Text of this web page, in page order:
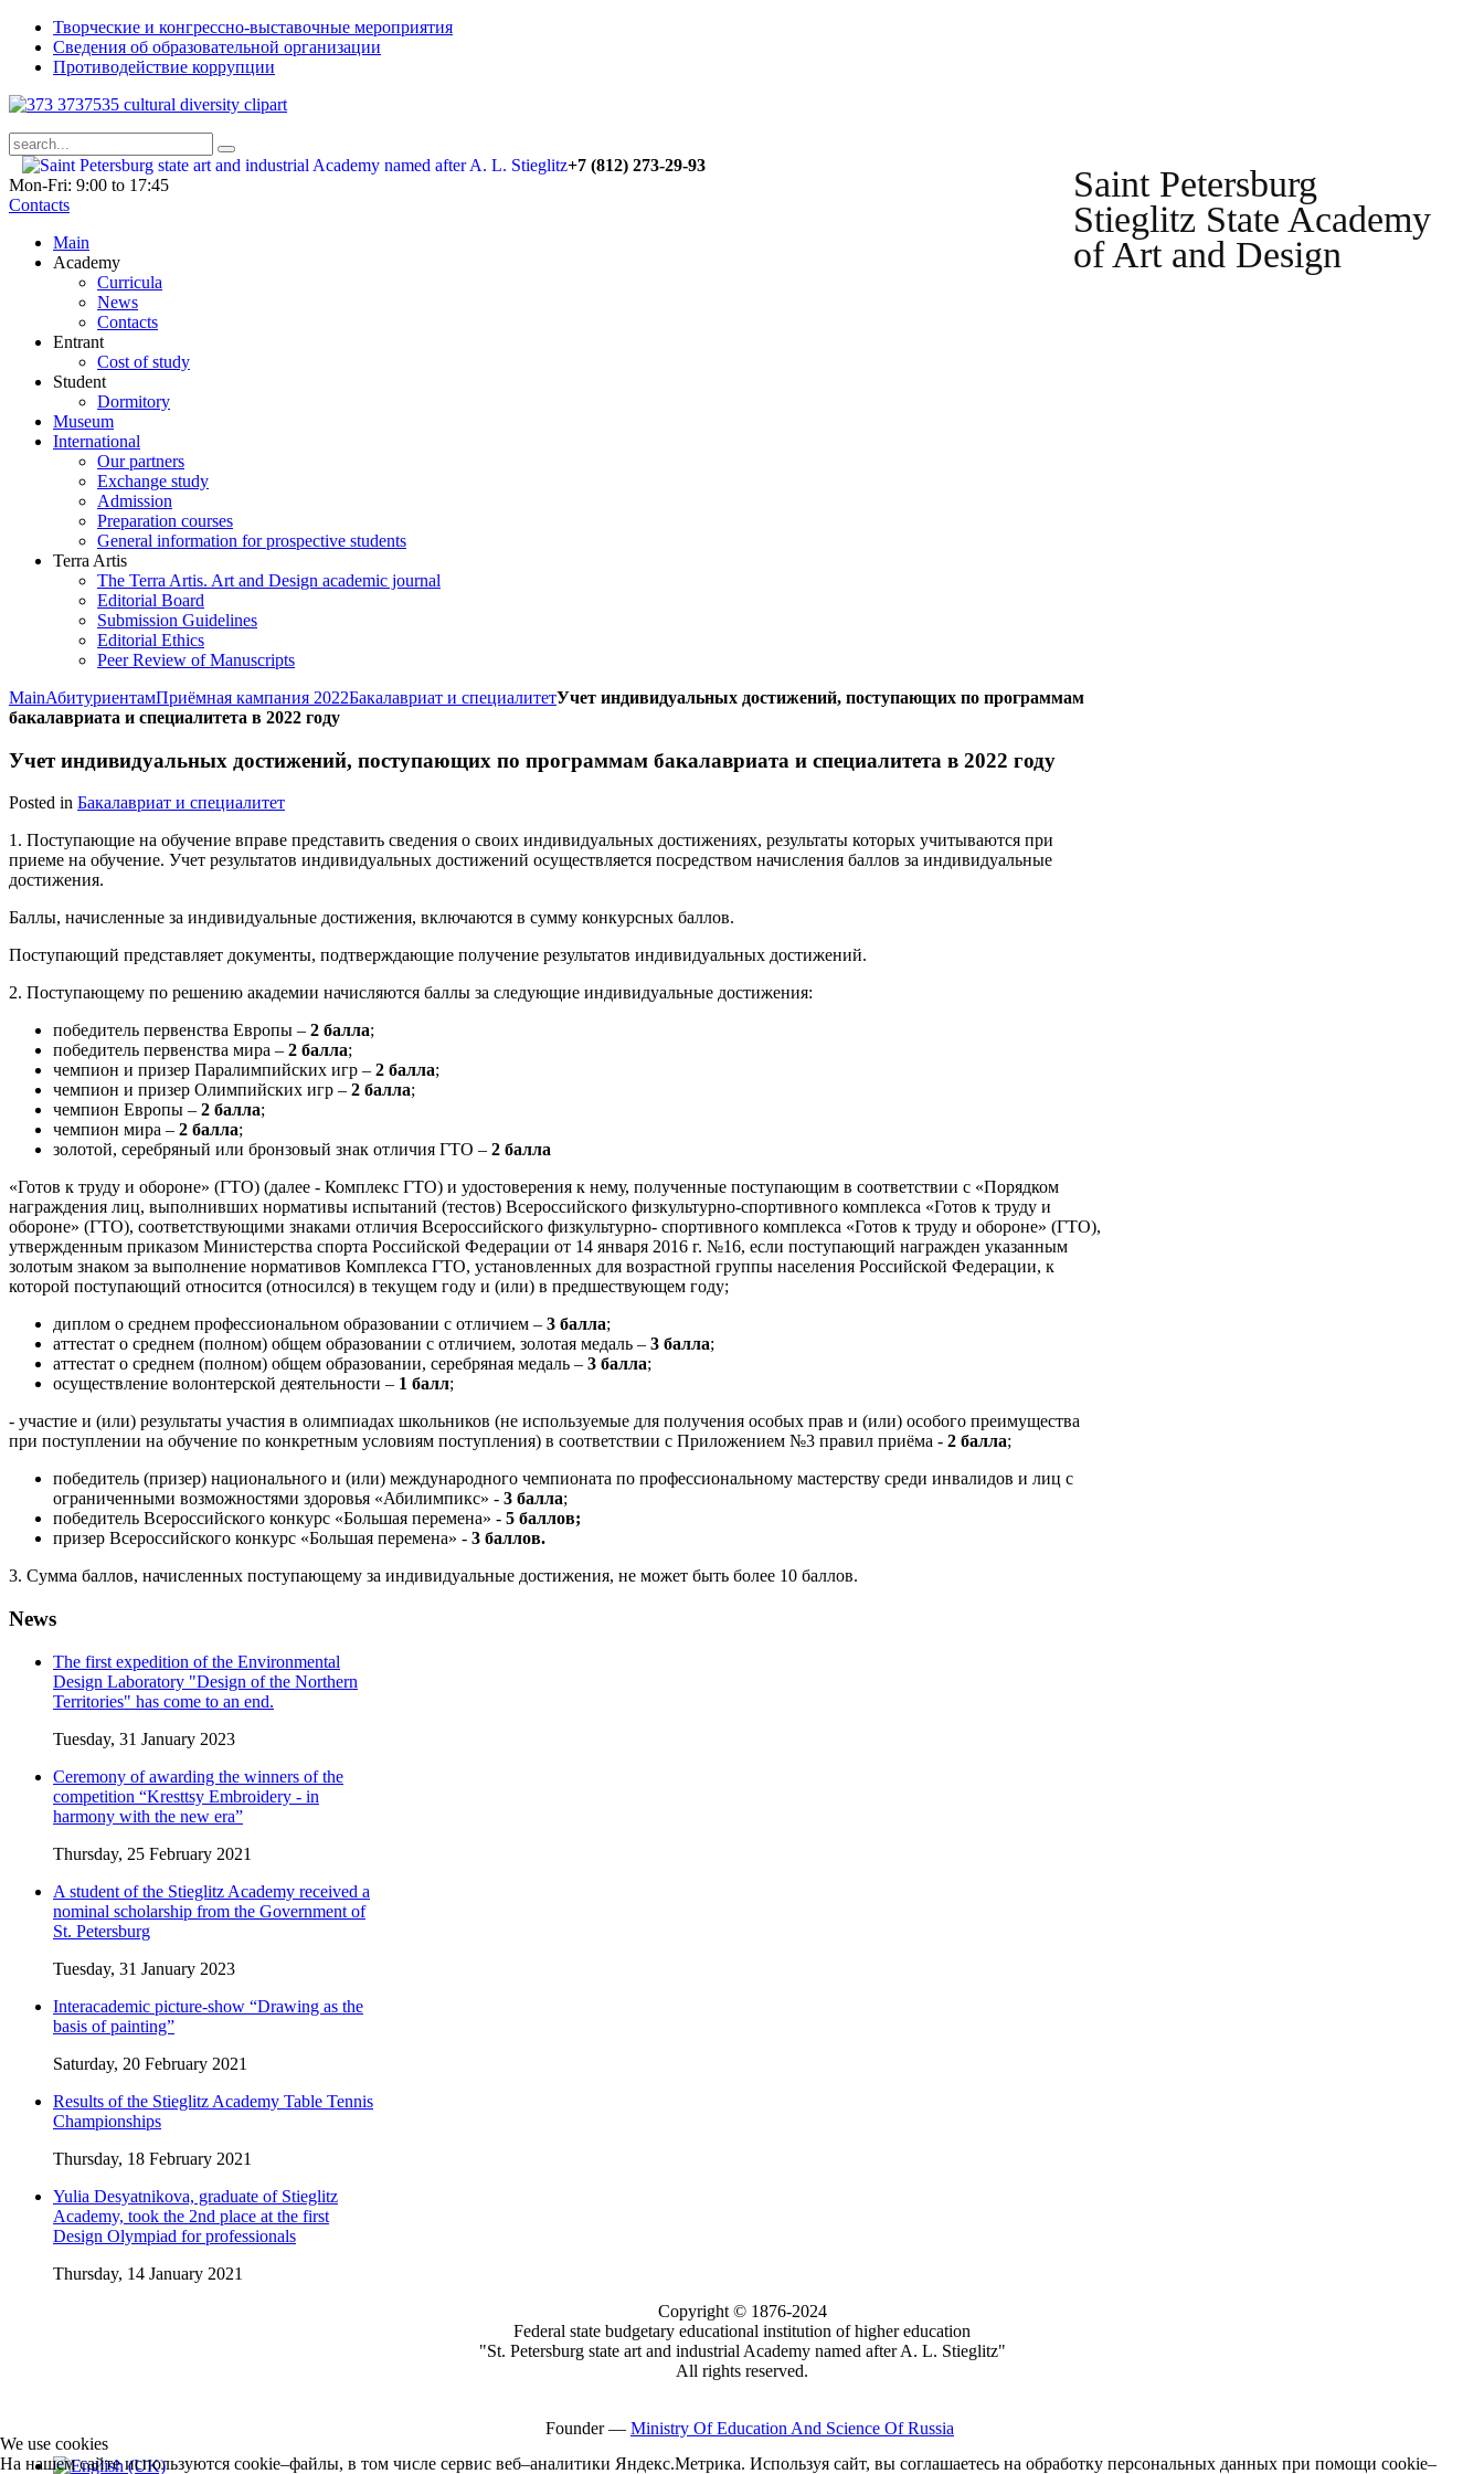
Творческие и конгрессно-выставочные мероприятия
Сведения об образовательной организации
Противодействие коррупции
Saint Petersburg
Stieglitz State Academy
of Art and Design
+7 (812) 273-29-93
Mon-Fri: 9:00 to 17:45
Contacts
Main
Academy
Curricula
News
Contacts
Entrant
Cost of study
Student
Dormitory
Museum
International
Our partners
Exchange study
Admission
Preparation courses
General information for prospective students
Terra Artis
The Terra Artis. Art and Design academic journal
Editorial Board
Submission Guidelines
Editorial Ethics
Peer Review of Manuscripts
MainАбитуриентамПриёмная кампания 2022Бакалавриат и специалитетУчет индивидуальных достижений, поступающих по программам
бакалавриата и специалитета в 2022 году
Учет индивидуальных достижений, поступающих по программам бакалавриата и специалитета в 2022 году
Posted in Бакалавриат и специалитет
1. Поступающие на обучение вправе представить сведения о своих индивидуальных достижениях, результаты которых учитываются при
приеме на обучение. Учет результатов индивидуальных достижений осуществляется посредством начисления баллов за индивидуальные
достижения.
Баллы, начисленные за индивидуальные достижения, включаются в сумму конкурсных баллов.
Поступающий представляет документы, подтверждающие получение результатов индивидуальных достижений.
2. Поступающему по решению академии начисляются баллы за следующие индивидуальные достижения:
победитель первенства Европы – 2 балла;
победитель первенства мира – 2 балла;
чемпион и призер Паралимпийских игр – 2 балла;
чемпион и призер Олимпийских игр – 2 балла;
чемпион Европы – 2 балла;
чемпион мира – 2 балла;
золотой, серебряный или бронзовый знак отличия ГТО – 2 балла
«Готов к труду и обороне» (ГТО) (далее - Комплекс ГТО) и удостоверения к нему, полученные поступающим в соответствии с «Порядком
награждения лиц, выполнивших нормативы испытаний (тестов) Всероссийского физкультурно-спортивного комплекса «Готов к труду и
обороне» (ГТО), соответствующими знаками отличия Всероссийского физкультурно- спортивного комплекса «Готов к труду и обороне» (ГТО),
утвержденным приказом Министерства спорта Российской Федерации от 14 января 2016 г. №16, если поступающий награжден указанным
золотым знаком за выполнение нормативов Комплекса ГТО, установленных для возрастной группы населения Российской Федерации, к
которой поступающий относится (относился) в текущем году и (или) в предшествующем году;
диплом о среднем профессиональном образовании с отличием – 3 балла;
аттестат о среднем (полном) общем образовании с отличием, золотая медаль – 3 балла;
аттестат о среднем (полном) общем образовании, серебряная медаль – 3 балла;
осуществление волонтерской деятельности – 1 балл;
- участие и (или) результаты участия в олимпиадах школьников (не используемые для получения особых прав и (или) особого преимущества
при поступлении на обучение по конкретным условиям поступления) в соответствии с Приложением №3 правил приёма - 2 балла;
победитель (призер) национального и (или) международного чемпионата по профессиональному мастерству среди инвалидов и лиц с
ограниченными возможностями здоровья «Абилимпикс» - 3 балла;
победитель Всероссийского конкурс «Большая перемена» - 5 баллов;
призер Всероссийского конкурс «Большая перемена» - 3 баллов.
3. Сумма баллов, начисленных поступающему за индивидуальные достижения, не может быть более 10 баллов.
News
The first expedition of the Environmental
Design Laboratory "Design of the Northern
Territories" has come to an end.
Tuesday, 31 January 2023
Ceremony of awarding the winners of the
competition “Kresttsy Embroidery - in
harmony with the new era”
Thursday, 25 February 2021
A student of the Stieglitz Academy received a
nominal scholarship from the Government of
St. Petersburg
Tuesday, 31 January 2023
Interacademic picture-show “Drawing as the
basis of painting”
Saturday, 20 February 2021
Results of the Stieglitz Academy Table Tennis
Championships
Thursday, 18 February 2021
Yulia Desyatnikova, graduate of Stieglitz
Academy, took the 2nd place at the first
Design Olympiad for professionals
Thursday, 14 January 2021
Copyright © 1876-2024
Federal state budgetary educational institution of higher education
"St. Petersburg state art and industrial Academy named after A. L. Stieglitz"
All rights reserved.
Founder — Ministry Of Education And Science Of Russia
We use cookies
На нашем сайте используются cookie–файлы, в том числе сервис веб–аналитики Яндекс.Метрика. Используя сайт, вы соглашаетесь на обработку персональных данных при помощи cookie–